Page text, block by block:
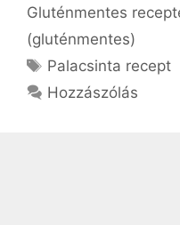
Gluténmentes
(gluténmentes)
Címkék
Palacsinta recept
Hozzászólás